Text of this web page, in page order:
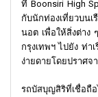
ที่ Boonsiri High
กับนักท่องเที่ยวบนเ
นอต เพื่อให้สิ่งต่าง
กรุงเทพฯ ไปยัง ท่
ง่ายดายโดยปราศจ
รถบัสบุญสิริที่เชื่อถือ